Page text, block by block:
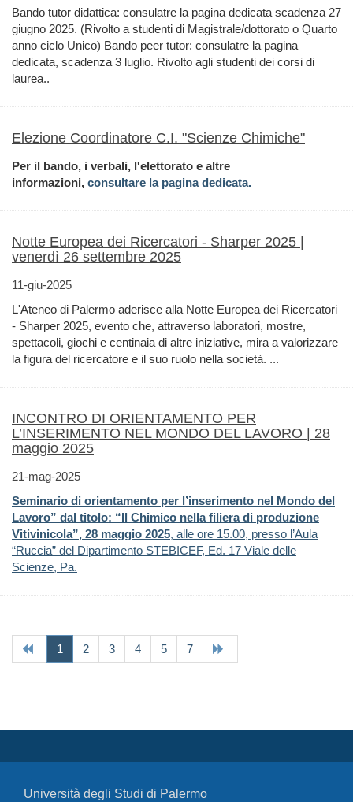
Bando tutor didattica: consulatre la pagina dedicata scadenza 27
giugno 2025. (Rivolto a studenti di Magistrale/dottorato o Quarto
anno ciclo Unico) Bando peer tutor: consulatre la pagina
dedicata, scadenza 3 luglio. Rivolto agli studenti dei corsi di
laurea..
Elezione Coordinatore C.I. "Scienze Chimiche"
Per il bando, i verbali, l'elettorato e altre
informazioni, consultare la pagina dedicata.
Notte Europea dei Ricercatori - Sharper 2025 |
venerdì 26 settembre 2025
11-giu-2025
L'Ateneo di Palermo aderisce alla Notte Europea dei Ricercatori
- Sharper 2025, evento che, attraverso laboratori, mostre,
spettacoli, giochi e centinaia di altre iniziative, mira a valorizzare
la figura del ricercatore e il suo ruolo nella società. ...
INCONTRO DI ORIENTAMENTO PER
L’INSERIMENTO NEL MONDO DEL LAVORO | 28
maggio 2025
21-mag-2025
Seminario di orientamento per l’inserimento nel Mondo del
Lavoro” dal titolo: “Il Chimico nella filiera di produzione
Vitivinicola”, 28 maggio 2025, alle ore 15.00, presso l’Aula
“Ruccia” del Dipartimento STEBICEF, Ed. 17 Viale delle
Scienze, Pa.
1 (current)
2 3 4 5 7
Università degli Studi di Palermo